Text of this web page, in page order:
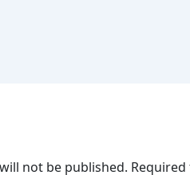
not be published.